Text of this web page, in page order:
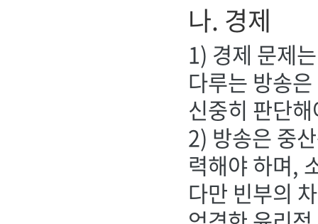
나. 경제
1) 경제 문제
다루는 방송
신중히 판단
2) 방송은 중
력해야 하며,
다만 빈부의